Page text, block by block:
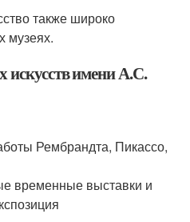
также широко
музеях.
искусств имени А.С.
Рембрандта, Пикассо,
временные выставки и